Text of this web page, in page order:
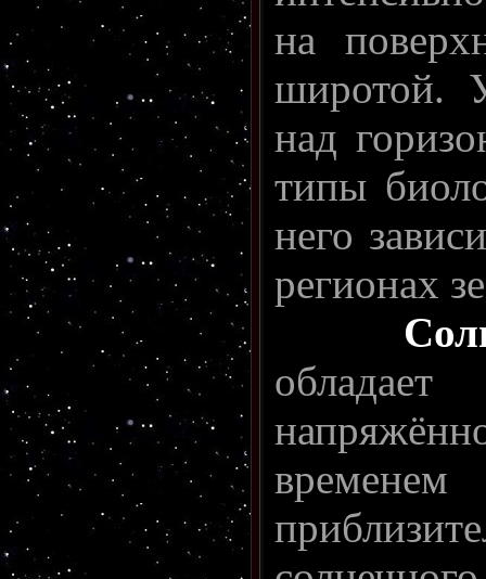
на
широтой.
над
типы
него
регионах
временем